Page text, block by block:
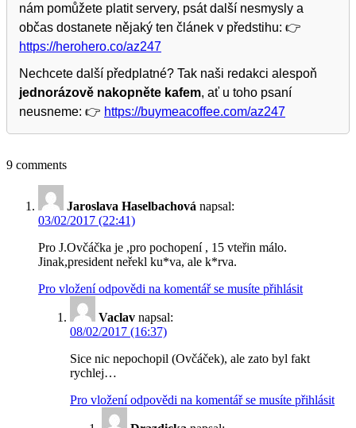
nám pomůžete platit servery, psát další nesmysly a
občas dostanete nějaký ten článek v předstihu: 👉
https://herohero.co/az247
Nechcete další předplatné? Tak naši redakci alespoň
jednorázově nakopněte kafem, ať u toho psaní
neusneme: 👉 https://buymeacoffee.com/az247
9 comments
Jaroslava Haselbachová napsal:
03/02/2017 (22:41)
Pro J.Ovčáčka je ,pro pochopení , 15 vteřin málo.
Jinak,president neřekl ku*va, ale k*rva.
Pro vložení odpovědi na komentář se musíte přihlásit
Vaclav napsal:
08/02/2017 (16:37)
Sice nic nepochopil (Ovčáček), ale zato byl fakt
rychlej…
Pro vložení odpovědi na komentář se musíte přihlásit